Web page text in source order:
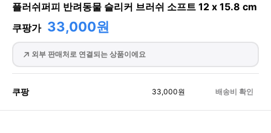
플러쉬퍼피 반려동물 슬리커 브러쉬 소프트 12 x 15.8 cm
쿠팡가 33,000원
외부 판매처로 연결되는 상품이에요
쿠팡 33,000원 배송비 확인